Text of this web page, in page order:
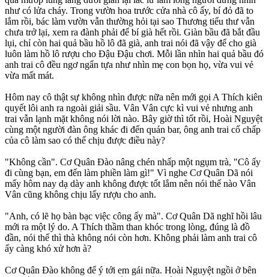
như có lửa cháy. Trong vườn hoa trước cửa nhà cô ấy, bí đỏ đã to
lắm rồi, bác làm vườn vẫn thường hỏi tại sao Thương tiểu thư vẫn
chưa trở lại, xem ra đành phải để bí già hết rồi. Giàn bầu đã bắt đầu
lụi, chỉ còn hai quả bầu hồ lô đã già, anh trai nói đã vậy để cho già
luôn làm hồ lô rượu cho Đậu Đậu chơi. Mỗi lần nhìn hai quả bầu đó
anh trai cô đều ngơ ngẩn tựa như nhìn mẹ con bọn họ, vừa vui vẻ
vừa mất mát.
Hôm nay cô thật sự không nhìn được nữa nên mới gọi A Thích kiên
quyết lôi anh ra ngoài giải sầu. Vân Vân cực kì vui vẻ nhưng anh
trai vẫn lạnh mặt không nói lời nào. Bây giờ thì tốt rồi, Hoài Nguyệt
cùng một người đàn ông khác đi đến quán bar, ông anh trai cố chấp
của cô làm sao có thể chịu được điều này?
"Không cần". Cơ Quân Đào nâng chén nhấp một ngụm trà, "Cô ấy
đi cùng bạn, em đến làm phiền làm gì!" Vì nghe Cơ Quân Dã nói
mấy hôm nay dạ dày anh không được tốt lắm nên nói thế nào Vân
Vân cũng không chịu lấy rượu cho anh.
"Anh, có lẽ họ bàn bạc việc công ấy mà". Cơ Quân Dã nghĩ hồi lâu
mới ra một lý do. A Thích thầm than khóc trong lòng, đúng là đồ
đần, nói thế thì thà không nói còn hơn. Không phải làm anh trai cô
ấy càng khó xử hơn à?
Cơ Quân Đào không để ý tới em gái nữa. Hoài Nguyệt ngồi ở bên